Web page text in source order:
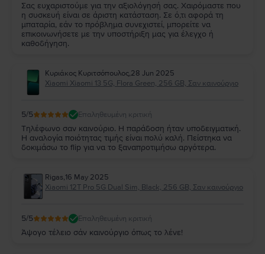
Σας ευχαριστούμε για την αξιολόγησή σας. Χαιρόμαστε που
η συσκευή είναι σε άριστη κατάσταση. Σε ό,τι αφορά τη
μπαταρία, εάν το πρόβλημα συνεχιστεί, μπορείτε να
επικοινωνήσετε με την υποστήριξη μας για έλεγχο ή
καθοδήγηση.
Κυριάκος Κυριτσόπουλος,28 Jun 2025
Xiaomi Xiaomi 13 5G, Flora Green, 256 GB, Σαν καινούργιο
5/5 Επαληθευμένη κριτική
Τηλέφωνο σαν καινούριο. Η παράδοση ήταν υποδειγματική.
Η αναλογία ποιότητας τιμής είναι πολύ καλή. Πείστηκα να
δοκιμάσω το flip για να το ξαναπροτιμήσω αργότερα.
Rigas,16 May 2025
Xiaomi 12T Pro 5G Dual Sim, Black, 256 GB, Σαν καινούργιο
5/5 Επαληθευμένη κριτική
Άψογο τέλειο σάν καινούργιο όπως το λένε!